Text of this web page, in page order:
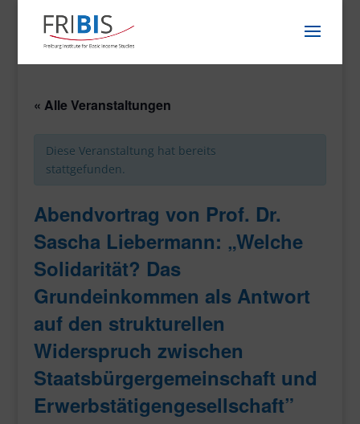
« Alle Veranstaltungen
Diese Veranstaltung hat bereits
stattgefunden.
Abendvortrag von Prof. Dr.
Sascha Liebermann: „Welche
Solidarität? Das
Grundeinkommen als Antwort
auf den strukturellen
Widerspruch zwischen
Staatsbürgergemeinschaft und
Erwerbstätigengesellschaft”